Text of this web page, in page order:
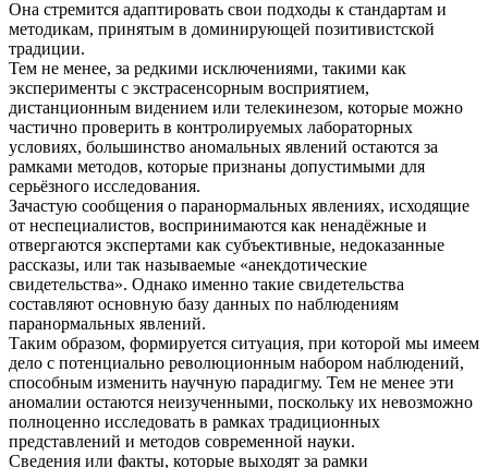
Она стремится адаптировать свои подходы к стандартам и
методикам, принятым в доминирующей позитивистской
традиции.
Тем не менее, за редкими исключениями, такими как
эксперименты с экстрасенсорным восприятием,
дистанционным видением или телекинезом, которые можно
частично проверить в контролируемых лабораторных
условиях, большинство аномальных явлений остаются за
рамками методов, которые признаны допустимыми для
серьёзного исследования.
Зачастую сообщения о паранормальных явлениях, исходящие
от неспециалистов, воспринимаются как ненадёжные и
отвергаются экспертами как субъективные, недоказанные
рассказы, или так называемые «анекдотические
свидетельства». Однако именно такие свидетельства
составляют основную базу данных по наблюдениям
паранормальных явлений.
Таким образом, формируется ситуация, при которой мы имеем
дело с потенциально революционным набором наблюдений,
способным изменить научную парадигму. Тем не менее эти
аномалии остаются неизученными, поскольку их невозможно
полноценно исследовать в рамках традиционных
представлений и методов современной науки.
Сведения или факты, которые выходят за рамки